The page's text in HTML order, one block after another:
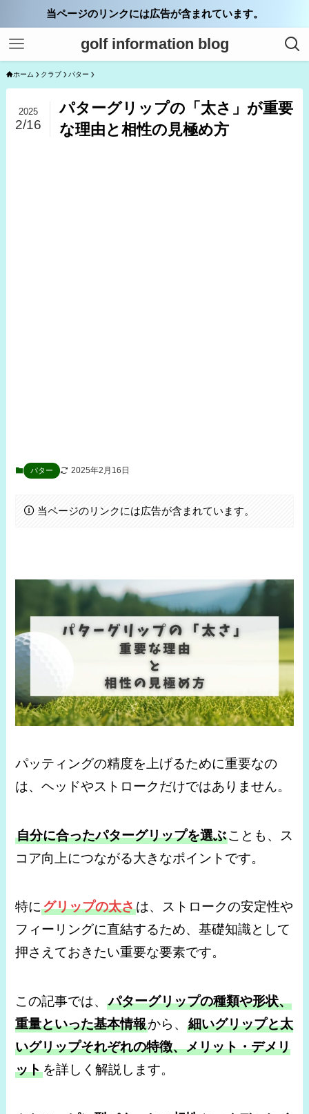
当ページのリンクには広告が含まれています。
golf information blog
ホーム クラブ パター
パターグリップの「太さ」が重要
な理由と相性の見極め方
2025
2/16
パター 2025年2月16日
当ページのリンクには広告が含まれています。
パッティングの精度を上げるために重要なの
は、ヘッドやストロークだけではありません。
自分に合ったパターグリップを選ぶことも、ス
コア向上につながる大きなポイントです。
特にグリップの太さは、ストロークの安定性や
フィーリングに直結するため、基礎知識として
押さえておきたい重要な要素です。
この記事では、パターグリップの種類や形状、
重量といった基本情報から、細いグリップと太
いグリップそれぞれの特徴、メリット・デメリ
ットを詳しく解説します。